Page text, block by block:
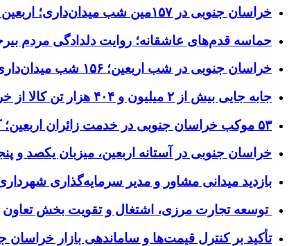
خراسان جنوبی در ۱۵۷مین شب میدان‌داری؛ اربعین با اجتماعات مردمی گره خورد
حماسه قدم‌های عاشقانه؛ روایت دلدادگی مردم
خراسان جنوبی در شب اربعین؛ ۱۵۶ شب میدان‌داری مردم پای آرمان‌های حسینی
جابه جایی بیش از ۲ میلیون و ۴۰۴ هزار تن کالا از خراسان جنوبی به سایر استان‌های کشور
۵۳ موکب خراسان جنوبی در خدمت زائران اربعین؛ کاظمین نماد وحدت شد
خراسان جنوبی در آستانه اربعین، میزبان یکصد و
بازدید میدانی مشاور و مدیر سرمایه‌گذاری
توسعه تجارت مرزی، اشتغال و تقویت بخش تعاون
تأکید بر کنترل قیمت‌ها و ساماندهی بازار خراسان